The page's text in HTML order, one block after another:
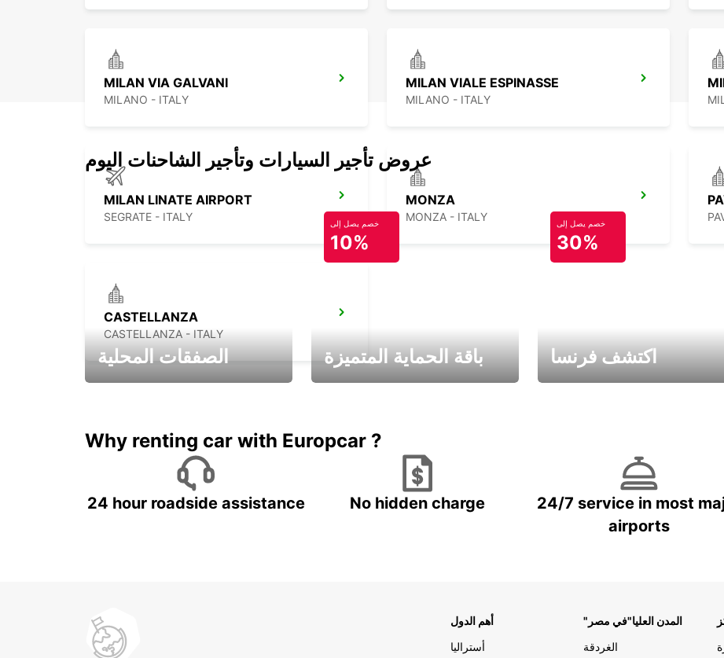
MILAN VIA GALVANI
MILANO - ITALY
MILAN VIALE ESPINASSE
MILANO - ITALY
MILAN LINATE AIRPORT
SEGRATE - ITALY
MONZA
MONZA - ITALY
CASTELLANZA
CASTELLANZA - ITALY
عروض تأجير السيارات وتأجير الشاحنات اليوم
الصفقات المحلية
خصم يصل إلى
10%
باقة الحماية المتميزة
خصم يصل إلى
30%
اكتشف فرنسا
Why renting car with Europcar ?
24 hour roadside assistance No hidden charge
24/7 service in most
airports
أهم الدول
أستراليا
"المدن العليا"في مصر
الغردقة